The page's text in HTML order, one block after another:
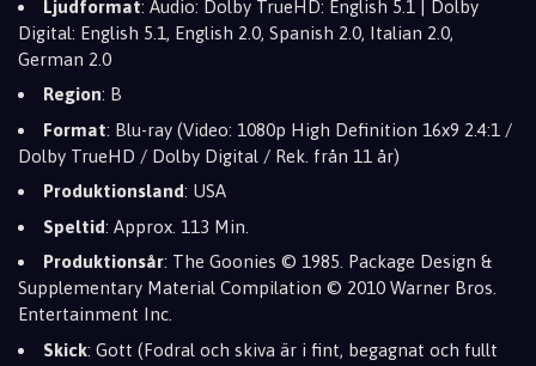
Ljudformat: Audio: Dolby TrueHD: English 5.1 | Dolby
Digital: English 5.1, English 2.0, Spanish 2.0, Italian 2.0,
German 2.0
Region: B
Format: Blu-ray (Video: 1080p High Definition 16x9 2.4:1 /
Dolby TrueHD / Dolby Digital / Rek. från 11 år)
Produktionsland: USA
Speltid: Approx. 113 Min.
Produktionsår: The Goonies © 1985. Package Design &
Supplementary Material Compilation © 2010 Warner Bros.
Entertainment Inc.
Skick: Gott (Fodral och skiva är i fint, begagnat och fullt